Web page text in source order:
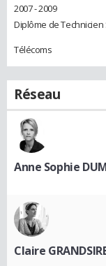
2007 - 2009
Diplôme de
Télécoms
Réseau
Anne Sophie
Claire